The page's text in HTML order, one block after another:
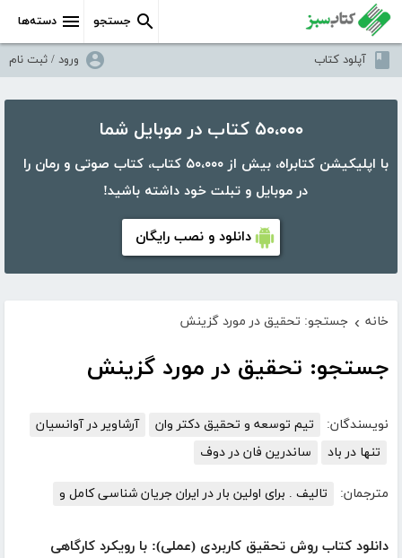
دسته‌ها جستجو
آپلود کتاب ورود / ثبت نام
۵۰،۰۰۰ کتاب در موبایل شما
با اپلیکیشن کتابراه، بیش از ۵۰،۰۰۰ کتاب، کتاب صوتی و رمان را
در موبایل و تبلت خود داشته باشید!
دانلود و نصب رایگان
خانه › جستجو: تحقیق در مورد گزینش
جستجو: تحقیق در مورد گزینش
نویسندگان: تیم توسعه و تحقیق دکتر وان
آرشاویر در آوانسیان
تنها در باد
ساندرین فان در دوف
مترجمان: تالیف . برای اولین بار در ایران جریان شناسی کامل و
دانلود کتاب روش تحقیق کاربردی (عملی): با رویکرد کارگاهی